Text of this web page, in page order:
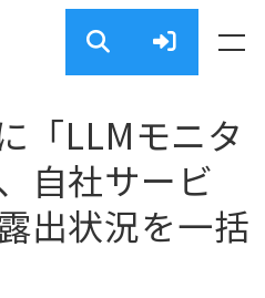
「LLMモニタ
自社サービ
出状況を一括